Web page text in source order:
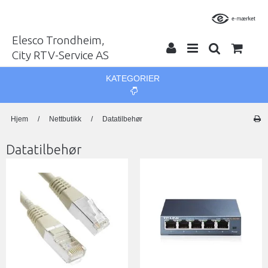
Elesco Trondheim,
City RTV-Service AS
KATEGORIER
Hjem / Nettbutikk / Datatilbehør
Datatilbehør